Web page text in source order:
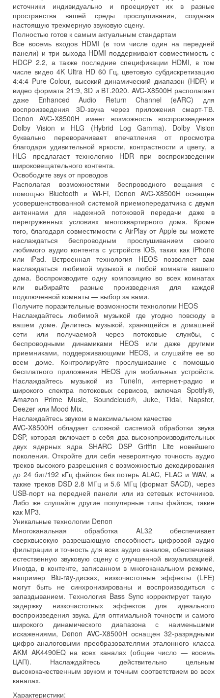
источники индивидуально и проецирует их в разные
пространства вашей среды прослушивания, создавая
настоящую трехмерную звуковую сцену.
Полностью готов к самым актуальным стандартам
Все восемь входов HDMI (в том числе один на передней
панели) и три выхода HDMI поддерживают совместимость с
HDCP 2.2, а также последние спецификации HDMI, в том
числе видео 4K Ultra HD 60 Гц, цветовую субдискретизацию
4:4:4 Pure Colour, высокий динамический диапазон (HDR) и
видео формата 21:9, 3D и BT.2020. AVC-X8500H располагает
даже Enhanced Audio Return Channel (eARC) для
воспроизведения 3D-звука через приложения смарт-ТВ.
Denon AVC-X8500H имеет возможность воспроизведения
Dolby Vision и HLG (Hybrid Log Gamma). Dolby Vision
буквально переворачивает впечатления от просмотра
благодаря удивительной яркости, контрастности и цвету, а
HLG предлагает технологию HDR при воспроизведении
широковещательного контента.
Освободите звук от проводов
Располагая возможностями беспроводного вещания с
помощью Bluetooth и Wi-Fi, Denon AVC-X8500H оснащен
усовершенствованной системой приемопередатчика с двумя
антеннами для надежной потоковой передачи даже в
перегруженных условиях многоквартирного дома. Кроме
того, благодаря совместимости с AirPlay от Apple вы можете
наслаждаться беспроводным прослушиванием своего
любимого аудио контента с устройств iOS, таких как iPhone
или iPad. Встроенная технология HEOS позволяет вам
наслаждаться любимой музыкой в ​​любой комнате вашего
дома. Воспроизводите одну композицию во всех комнатах
или выбирайте разные произведения для каждой
подключенной комнаты — выбор за вами.
Получите поразительные возможности технологии HEOS
Наслаждайтесь любимой музыкой где угодно повсюду в
вашем доме. Делитесь музыкой, хранящейся в домашней
сети или получаемой через потоковые службы, с
беспроводными динамиками HEOS или даже другими
приемниками, поддерживающими HEOS, и слушайте ее во
всем доме. Контролируйте прослушивание с помощью
бесплатного приложения HEOS для мобильных устройств.
Наслаждайтесь музыкой из TuneIn, интернет-радио и
широкого спектра потоковых сервисов, включая Spotify®,
Amazon Prime Music, Soundcloud®, Juke, Tidal, Napster,
Deezer или Mood Mix.
Наслаждайтесь звуком в максимальном качестве
AVC-X8500H обладает сложной системой обработки звука
DSP, которая включает в себя два высокопроизводительных
двух ядерных ядра SHARC DSP Griffin Lite новейшего
поколения. Откройте для себя невероятную точность аудио
треков высокого разрешения с возможностью декодирования
до 24 бит/192 кГц файлов без потерь ALAC, FLAC и WAV, а
также треков DSD 2.8 МГц и 5.6 МГц (формат SACD), через
USB-порт на передней панели или из сетевых источников.
Либо же слушайте другие популярные типы файлов, такие
как MP3.
Уникальные технологии Denon
Многоканальная обработка AL32 обеспечивает
сверхвысокую разрешающую способность цифровой аудио
фильтрации и точность для всех аудио каналов, обеспечивая
естественную звуковую сцену с улучшенной визуализацией.
Иногда, в контенте, записанном в многоканальном режиме,
например Blu-ray-дисках, низкочастотные эффекты (LFE)
могут быть не синхронизированы и воспроизводиться с
запаздыванием. Технология Bass Sync корректирует такую ​​
задержку низкочастотных эффектов для идеального
воспроизведения звука. Для оптимальной точности и самого
широкого динамического диапазона с наименьшими
искажениями, Denon AVC-X8500H оснащен 32-разрядными
цифро-аналоговыми преобразователями эталонного класса
AKM AK4490EQ на всех каналах (общее число — восемь
ЦАП). Наслаждайтесь действительно цельным
высококачественным звуком и точным соответствием во всех
каналах.
Характеристики: